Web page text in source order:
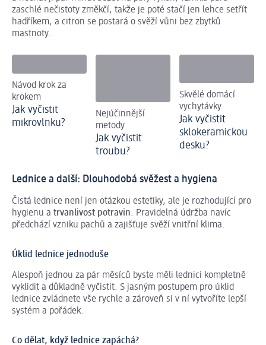
zaschlé nečistoty změkčí, takže je poté stačí jen lehce setřít
hadříkem, a citron se postará o svěží vůni bez zbytků
mastnoty.
Návod krok za
krokem
Jak vyčistit
mikrovlnku?
Nejúčinnější
metody
Jak vyčistit
troubu?
Skvělé domácí
vychytávky
Jak vyčistit
sklokeramickou
desku?
Lednice a další: Dlouhodobá svěžest a hygiena
Čistá lednice není jen otázkou estetiky, ale je rozhodující pro
hygienu a trvanlivost potravin. Pravidelná údržba navíc
předchází vzniku pachů a zajišťuje svěží vnitřní klima.
Úklid lednice jednoduše
Alespoň jednou za pár měsíců byste měli lednici kompletně
vyklidit a důkladně vyčistit. S jasným postupem pro úklid
lednice zvládnete vše rychle a zároveň si v ní vytvoříte lepší
systém a pořádek.
Co dělat, když lednice zapáchá?